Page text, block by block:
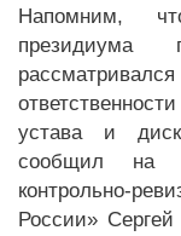
Напомним,
президиума
устава и
сообщил на
контрольно-
России» Сергей